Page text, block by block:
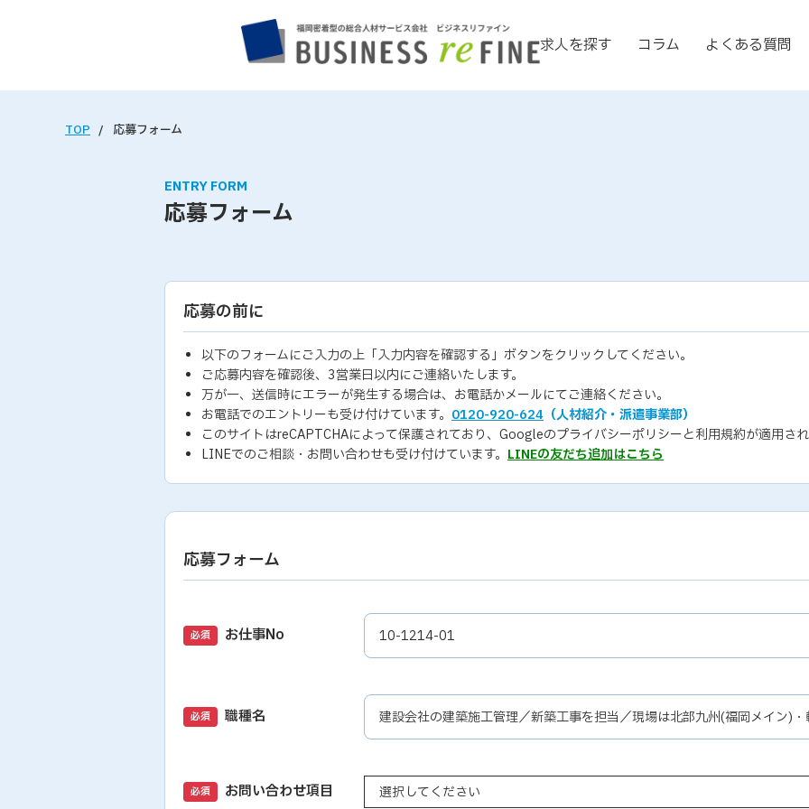
求人を探す コラム よくある質問
TOP 応募フォーム
ENTRY FORM
応募フォーム
応募の前に
以下のフォームにご入力の上「入力内容を確認する」ボタンをクリックしてください。
ご応募内容を確認後、3営業日以内にご連絡いたします。
万が一、送信時にエラーが発生する場合は、お電話かメールにてご連絡ください。
お電話でのエントリーも受け付けています。 0120-920-624 （人材紹介・派遣事業部）
このサイトはreCAPTCHAによって保護されており、Googleのプライバシーポリシーと利用規約が適用さ
LINEでのご相談・お問い合わせも受け付けています。 LINEの友だち追加はこちら
応募フォーム
必須 お仕事No
必須 職種名
必須 お問い合わせ項目